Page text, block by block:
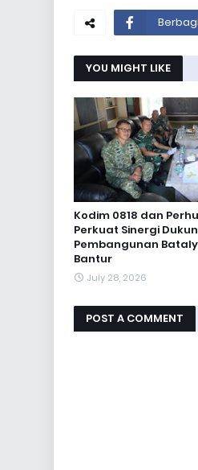
Berbagi
YOU MIGHT LIKE
Kodim 0818 dan
Perkuat Sinergi
Pembangunan
Bantur
July 28, 2026
POST A COMMENT